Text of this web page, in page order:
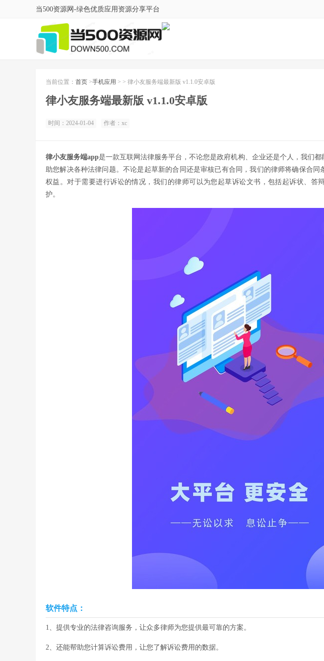
当500资源网-绿色优质应用资源分享平台
当前位置： 首页 >手机应用 > > 律小友服务端最新版 v1.1.0安卓版
律小友服务端最新版 v1.1.0安卓版
时间：2024-01-04 作者：xc
律小友服务端app是一款互联网法律服务平台，不论您是政府机构、企业还是个人，我们
助您解决各种法律问题。不论是起草新的合同还是审核已有合同，我们的律师将确保合同
权益。对于需要进行诉讼的情况，我们的律师可以为您起草诉讼文书，包括起诉状、答
护。
软件特点：
1、提供专业的法律咨询服务，让众多律师为您提供最可靠的方案。
2、还能帮助您计算诉讼费用，让您了解诉讼费用的数据。